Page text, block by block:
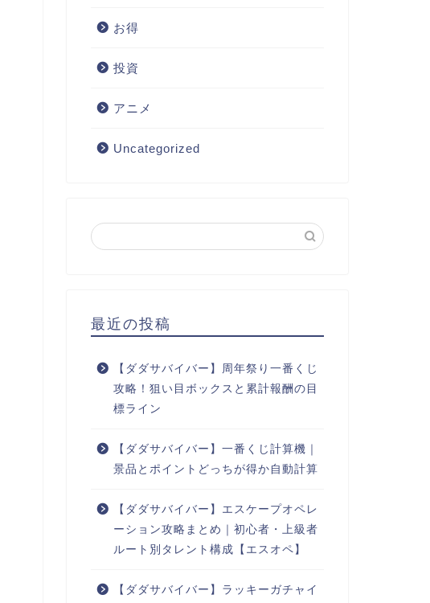
お得
投資
アニメ
Uncategorized
最近の投稿
【ダダサバイバー】周年祭り一番くじ
攻略！狙い目ボックスと累計報酬の目
標ライン
【ダダサバイバー】一番くじ計算機｜
景品とポイントどっちが得か自動計算
【ダダサバイバー】エスケープオペレ
ーション攻略まとめ｜初心者・上級者
ルート別タレント構成【エスオペ】
【ダダサバイバー】ラッキーガチャイ